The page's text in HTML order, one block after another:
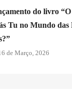
do livro
Tu no Mundo das
de Março, 2026